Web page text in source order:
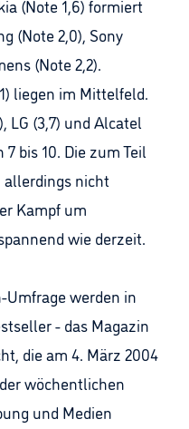
(Note 1,6) formiert
(Note 2,0), Sony
(Note 2,2).
liegen im Mittelfeld.
LG (3,7) und Alcatel
bis 10. Die zum Teil
nicht
Kampf um
wie derzeit.
Umfrage werden in
- das Magazin
die am 4. März 2004
wöchentlichen
und Medien